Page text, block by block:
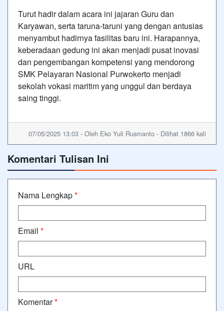
Turut hadir dalam acara ini jajaran Guru dan
Karyawan, serta taruna-taruni yang dengan antusias
menyambut hadirnya fasilitas baru ini. Harapannya,
keberadaan gedung ini akan menjadi pusat inovasi
dan pengembangan kompetensi yang mendorong
SMK Pelayaran Nasional Purwokerto menjadi
sekolah vokasi maritim yang unggul dan berdaya
saing tinggi.
07/05/2025 13:03 - Oleh Eko Yuli Rusmanto - Dilihat 1866 kali
Komentari Tulisan Ini
Nama Lengkap*
Email *
URL
Komentar*